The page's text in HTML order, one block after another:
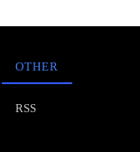
OTHER
RSS